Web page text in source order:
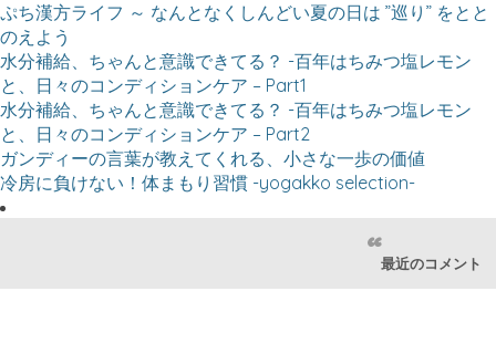
ぷち漢方ライフ ～ なんとなくしんどい夏の日は ”巡り” をとと
のえよう
⽔分補給、ちゃんと意識できてる？ -百年はちみつ塩レモン
と、⽇々のコンディションケア – Part1
⽔分補給、ちゃんと意識できてる？ -百年はちみつ塩レモン
と、⽇々のコンディションケア – Part2
ガンディーの言葉が教えてくれる、小さな一歩の価値
冷房に負けない！体まもり習慣 -yogakko selection-
最近のコメント